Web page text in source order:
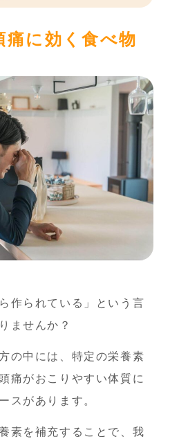
に効く食べ物
作られている」という言
ませんか？
の中には、特定の栄養素
痛がおこりやすい体質に
スがあります。
素を補充することで、我